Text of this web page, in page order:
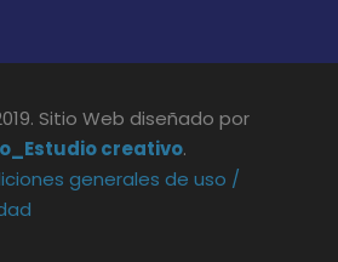
Sitio Web diseñado por
creativo.
generales de uso /